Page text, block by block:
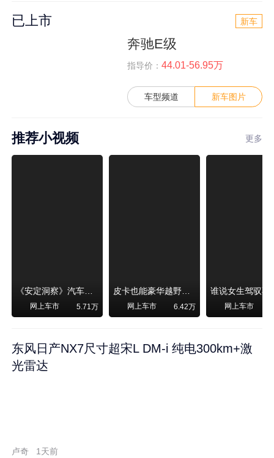
已上市 新车
奔驰E级
指导价： 44.01-56.95万
车型频道 新车图片
推荐小视频 更多
《安定洞察》汽车烧不烧油，和石油安全无关！
网上车市 5.71万
皮卡也能豪华越野！纵横F700上市，限时卖29.99万起
网上车市 6.42万 网上车市
东风日产NX7尺寸超宋L DM-i 纯电300km+激
光雷达
卢奇 1天前